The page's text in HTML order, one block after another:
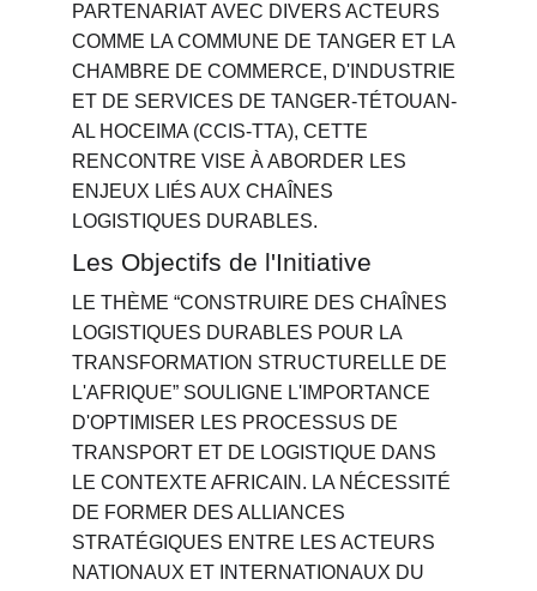
PARTENARIAT AVEC DIVERS ACTEURS
COMME LA COMMUNE DE TANGER ET LA
CHAMBRE DE COMMERCE, D'INDUSTRIE
ET DE SERVICES DE TANGER-TÉTOUAN-
AL HOCEIMA (CCIS-TTA), CETTE
RENCONTRE VISE À ABORDER LES
ENJEUX LIÉS AUX CHAÎNES
LOGISTIQUES DURABLES.
Les Objectifs de l'Initiative
LE THÈME “CONSTRUIRE DES CHAÎNES
LOGISTIQUES DURABLES POUR LA
TRANSFORMATION STRUCTURELLE DE
L'AFRIQUE” SOULIGNE L'IMPORTANCE
D'OPTIMISER LES PROCESSUS DE
TRANSPORT ET DE LOGISTIQUE DANS
LE CONTEXTE AFRICAIN. LA NÉCESSITÉ
DE FORMER DES ALLIANCES
STRATÉGIQUES ENTRE LES ACTEURS
NATIONAUX ET INTERNATIONAUX DU